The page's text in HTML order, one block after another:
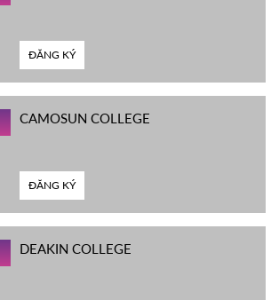
ĐĂNG KÝ
CAMOSUN COLLEGE
ĐĂNG KÝ
DEAKIN COLLEGE